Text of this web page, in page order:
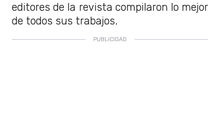
editores de la revista compilaron lo mejor
de todos sus trabajos.